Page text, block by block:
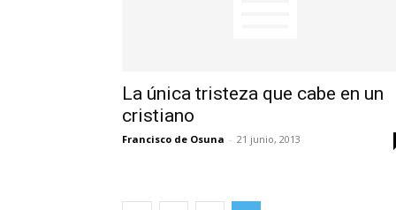
La única tristeza que cabe en un
cristiano
Francisco de Osuna - 21 junio, 2013